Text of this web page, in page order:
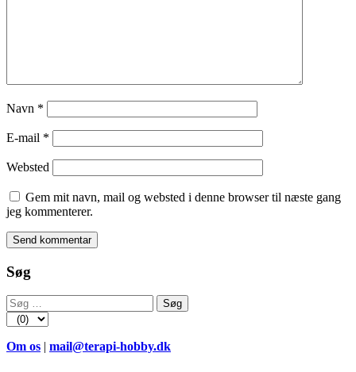
Navn *
E-mail *
Websted
Gem mit navn, mail og websted i denne browser til næste gang
jeg kommenterer.
Søg
Søg
efter:
Om os mail@terapi-hobby.dk